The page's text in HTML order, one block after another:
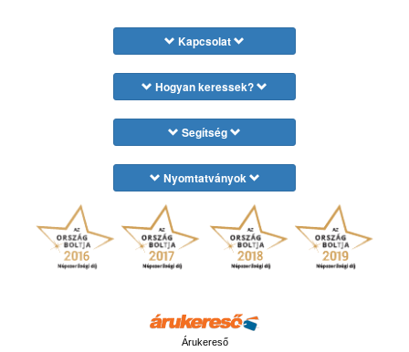
Kapcsolat
Hogyan keressek?
Segítség
Nyomtatványok
Árukereső